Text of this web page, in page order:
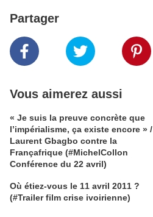
Partager
Vous aimerez aussi
« Je suis la preuve concrète que
l’impérialisme, ça existe encore » /
Laurent Gbagbo contre la
Françafrique (#MichelCollon
Conférence du 22 avril)
Où étiez-vous le 11 avril 2011 ?
(#Trailer film crise ivoirienne)